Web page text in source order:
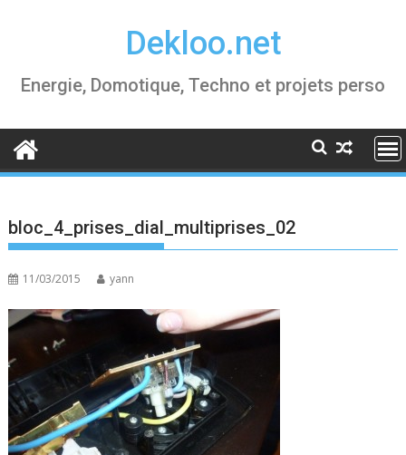
Dekloo.net
Energie, Domotique, Techno et projets perso
bloc_4_prises_dial_multiprises_02
11/03/2015 yann